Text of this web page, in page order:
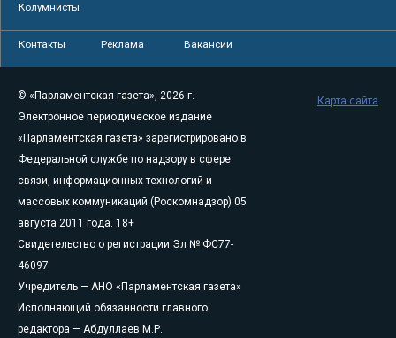
Колумнисты
Контакты Реклама Вакансии
© «Парламентская газета», 2026 г.
Электронное периодическое издание
«Парламентская газета» зарегистрировано в
Федеральной службе по надзору в сфере
связи, информационных технологий и
массовых коммуникаций (Роскомнадзор) 05
августа 2011 года. 18+
Свидетельство о регистрации Эл № ФС77-
46097
Учредитель — АНО «Парламентская газета»
Исполняющий обязанности главного
редактора — Абдуллаев М.Р.
Карта сайта